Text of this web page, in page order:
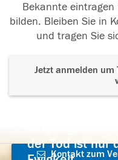
Bekannte eintragen
bilden. Bleiben Sie in
und tragen Sie
Jetzt anmelden um
der Tod ist nur
Kontakt zum